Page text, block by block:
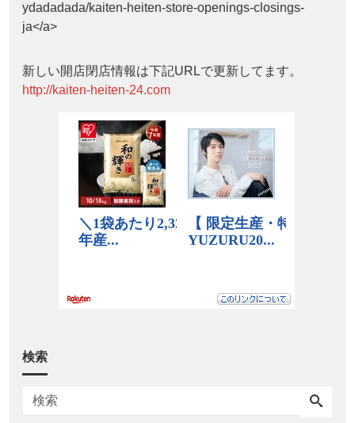
ydadadada/kaiten-heiten-store-openings-closings-
ja</a>
新しい開店閉店情報は下記URLで更新してます。
http://kaiten-heiten-24.com
検索